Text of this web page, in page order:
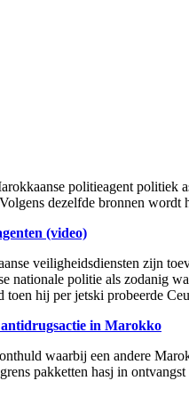
politieagent politiek
dezelfde bronnen
(video)
veiligheidsdiensten zijn
nationale politie als zodanig
hij per jetski probeerde
antidrugsactie in Marokko
waarbij een andere
pakketten hasj in